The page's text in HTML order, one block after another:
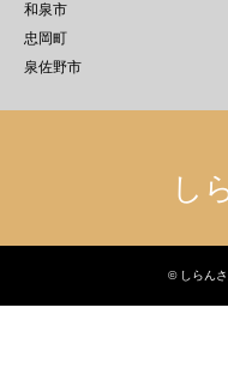
和泉市
忠岡町
泉佐野市
し
© しらん